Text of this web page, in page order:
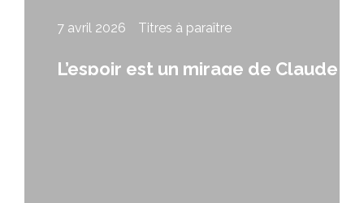
7 avril 2026 Titres à paraître
L’espoir est un mirage de Claude